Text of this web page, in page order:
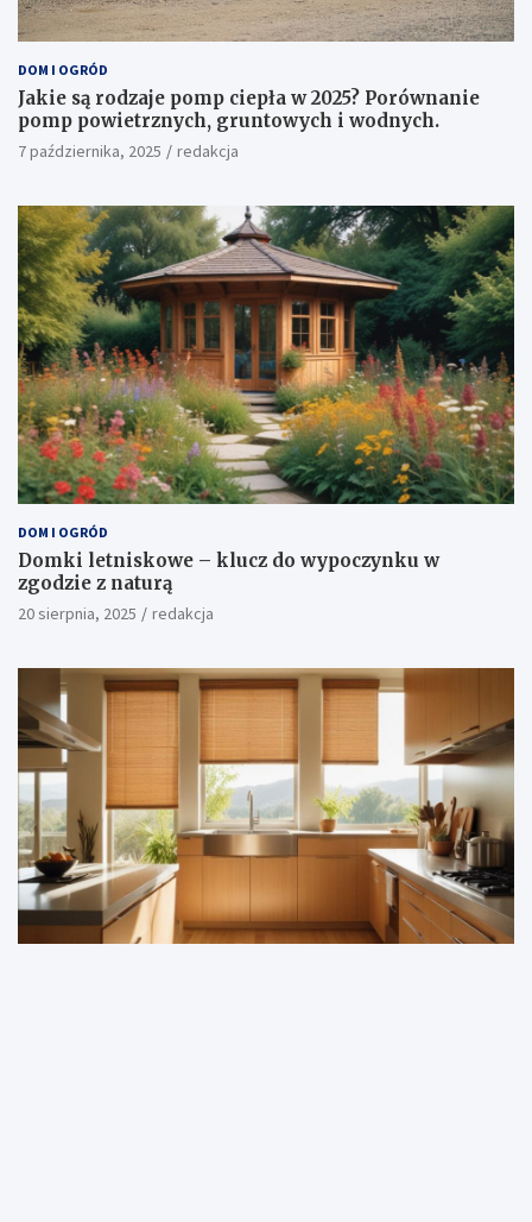
DOM I OGRÓD
Jakie są rodzaje pomp ciepła w 2025? Porównanie
pomp powietrznych, gruntowych i wodnych.
7 października, 2025 redakcja
DOM I OGRÓD
Domki letniskowe – klucz do wypoczynku w
zgodzie z naturą
20 sierpnia, 2025 redakcja